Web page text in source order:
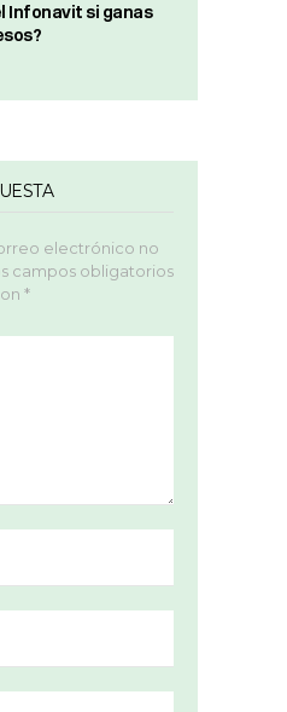
Infonavit si ganas
electrónico no
campos obligatorios
*